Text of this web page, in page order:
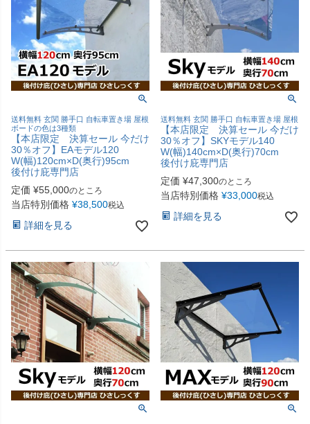
送料無料 玄関 勝手口 自転車置き場 屋根
ボードの色は3種類
【本店限定 決算セール 今だけ
30％オフ】EAモデル120
W(幅)120cm×D(奥行)95cm
後付け庇専門店
定価 ¥55,000のところ
当店特別価格 ¥38,500税込
詳細を見る
送料無料 玄関 勝手口 自転車置き場 屋根
【本店限定 決算セール 今だけ
30％オフ】SKYモデル140
W(幅)140cm×D(奥行)70cm
後付け庇専門店
定価 ¥47,300のところ
当店特別価格 ¥33,000税込
詳細を見る